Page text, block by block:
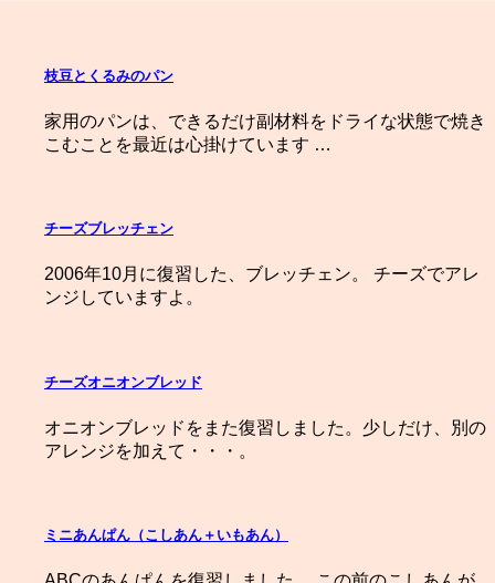
枝豆とくるみのパン
家用のパンは、できるだけ副材料をドライな状態で焼き
こむことを最近は心掛けています …
チーズブレッチェン
2006年10月に復習した、ブレッチェン。 チーズでアレ
ンジしていますよ。
チーズオニオンブレッド
オニオンブレッドをまた復習しました。少しだけ、別の
アレンジを加えて・・・。
ミニあんぱん（こしあん＋いもあん）